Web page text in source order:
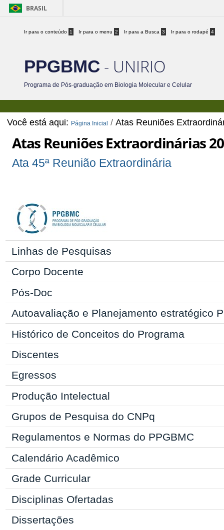
BRASIL
Ir para o conteúdo 1 Ir para o menu 2 Ir para a Busca 3 Ir para o rodapé 4
PPGBMC - UNIRIO
Programa de Pós-graduação em Biologia Molecular e Celular
Você está aqui: Página Inicial /Atas Reuniões
Atas Reuniões Extraordinárias
Ata 45ª Reunião Extraordinária
Linhas de Pesquisas
Corpo Docente
Pós-Doc
Autoavaliação e Planejamento estratégico
Histórico de Conceitos do Programa
Discentes
Egressos
Produção Intelectual
Grupos de Pesquisa do CNPq
Regulamentos e Normas do PPGBMC
Calendário Acadêmico
Grade Curricular
Disciplinas Ofertadas
Dissertações